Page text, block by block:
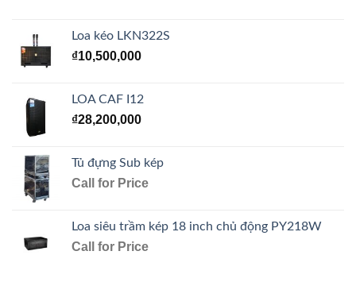
Loa kéo LKN322S
₫10,500,000
LOA CAF I12
₫28,200,000
Tủ đựng Sub kép
Call for Price
Loa siêu trầm kép 18 inch chủ động PY218W
Call for Price